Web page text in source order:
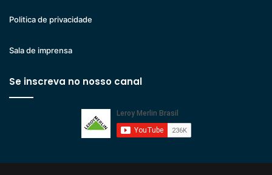
Politica de privacidade
Sala de imprensa
Se inscreva no nosso canal